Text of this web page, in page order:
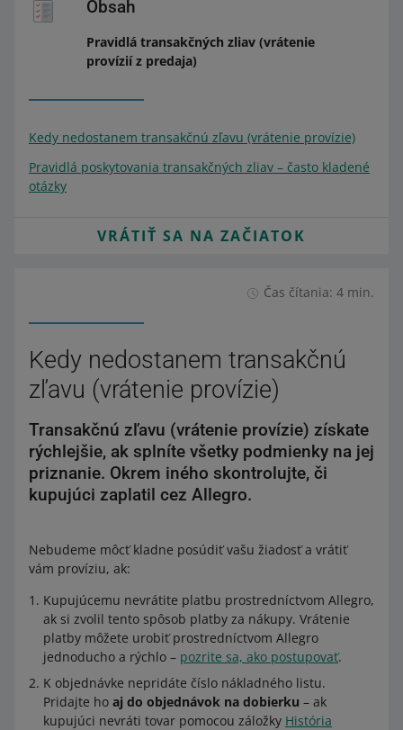
Obsah
Pravidlá transakčných zliav (vrátenie
provízií z predaja)
Kedy nedostanem transakčnú zľavu (vrátenie provízie)
Pravidlá poskytovania transakčných zliav – často kladené
otázky
VRÁTIŤ SA NA ZAČIATOK
Čas čítania: 4 min.
Kedy nedostanem transakčnú
zľavu (vrátenie provízie)
Transakčnú zľavu (vrátenie provízie) získate
rýchlejšie, ak splníte všetky podmienky na jej
priznanie. Okrem iného skontrolujte, či
kupujúci zaplatil cez Allegro.
Nebudeme môcť kladne posúdiť vašu žiadosť a vrátiť
vám províziu, ak:
Kupujúcemu nevrátite platbu prostredníctvom Allegro,
ak si zvolil tento spôsob platby za nákupy. Vrátenie
platby môžete urobiť prostredníctvom Allegro
jednoducho a rýchlo – pozrite sa, ako postupovať.
K objednávke nepridáte číslo nákladného listu.
Pridajte ho aj do objednávok na dobierku – ak
kupujúci nevráti tovar pomocou záložky História